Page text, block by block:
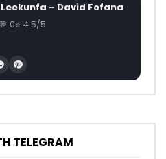
– David Fofana
0 4.5/5
TELEGRAM